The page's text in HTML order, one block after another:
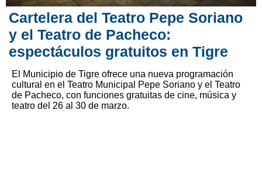
Cartelera del Teatro Pepe Soriano
y el Teatro de Pacheco:
espectáculos gratuitos en Tigre
El Municipio de Tigre ofrece una nueva programación
cultural en el Teatro Municipal Pepe Soriano y el Teatro
de Pacheco, con funciones gratuitas de cine, música y
teatro del 26 al 30 de marzo.